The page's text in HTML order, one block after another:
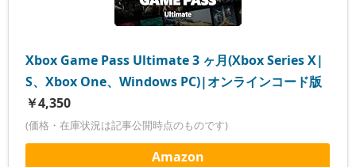
Xbox Game Pass Ultimate 3 ヶ月(Xbox Series X|
S、Xbox One、Windows PC)|オンラインコード版
￥4,350
(価格・在庫状況は記事公開時点のものです)
Amazon